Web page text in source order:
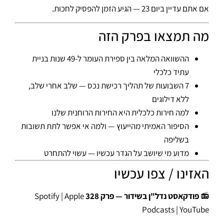
אם אתם עדיין ביום 23 — הגיע הזמן להפסיק לחכות.
מה תמצאו בפרק הזה
ההשוואה המלאה בין ספירת העומר ל-49 שנות בניית
עתיד כלכלי
7 השבועות של תהליך רכישת נכס — שלב אחרי שלב,
ללא דילוגים
למה חירות כלכלית היא החירות הרוחנית שלנו
הסיפור האמיתי מהייעוץ — ולמה אי אפשר לתת תשובות
בשליפה
מדוע מי שיושב על הגדר עכשיו — עשוי להתחרט
האזינו / צפו עכשיו
📻פודקאסט נדל"ן בשידור — פרק 328
Spotify | Apple
Podcasts | YouTube